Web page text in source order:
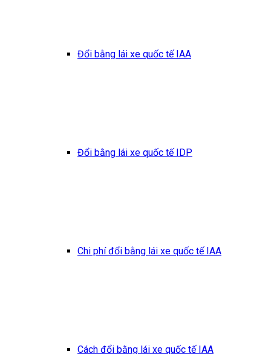
Đổi bằng lái xe quốc tế IAA
Đổi bằng lái xe quốc tế IDP
Chi phí đổi bằng lái xe quốc tế IAA
Cách đổi bằng lái xe quốc tế IAA